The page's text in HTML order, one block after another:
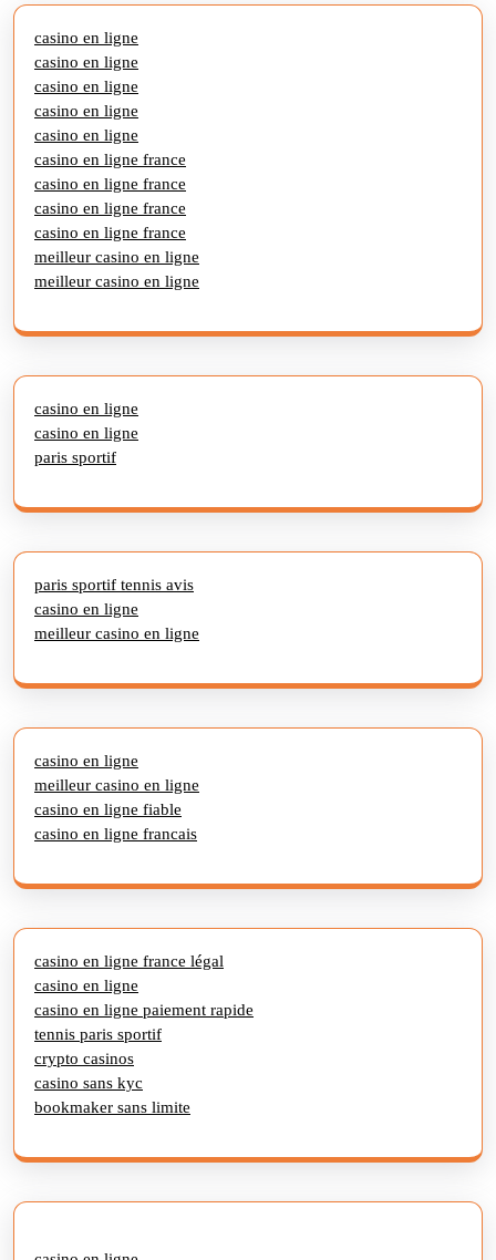
casino en ligne
casino en ligne
casino en ligne
casino en ligne
casino en ligne
casino en ligne france
casino en ligne france
casino en ligne france
casino en ligne france
meilleur casino en ligne
meilleur casino en ligne
casino en ligne
casino en ligne
paris sportif
paris sportif tennis avis
casino en ligne
meilleur casino en ligne
casino en ligne
meilleur casino en ligne
casino en ligne fiable
casino en ligne francais
casino en ligne france légal
casino en ligne
casino en ligne paiement rapide
tennis paris sportif
crypto casinos
casino sans kyc
bookmaker sans limite